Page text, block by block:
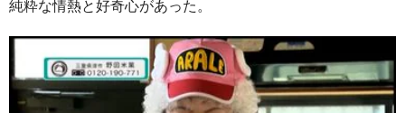
純粋な情熱と好奇心があった。